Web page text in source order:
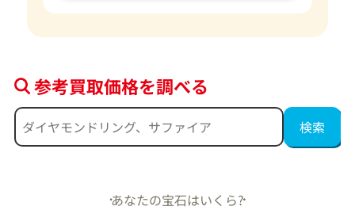
参考買取価格を調べる
あなたの宝石はいくら?